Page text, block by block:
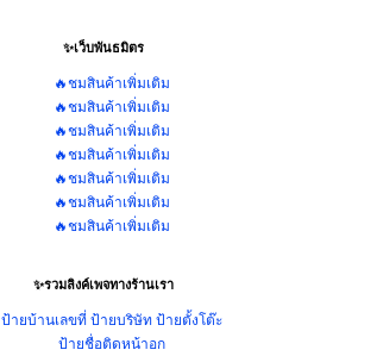
✨เว็บพันธมิตร
🔥ชมสินค้าเพิ่มเติม
🔥ชมสินค้าเพิ่มเติม
🔥ชมสินค้าเพิ่มเติม
🔥ชมสินค้าเพิ่มเติม
🔥ชมสินค้าเพิ่มเติม
🔥ชมสินค้าเพิ่มเติม
🔥ชมสินค้าเพิ่มเติม
✨รวมลิงค์เพจทางร้านเรา
ป้ายบ้านเลขที่ ป้ายบริษัท ป้ายตั้งโต๊ะ
ป้ายชื่อติดหน้าอก